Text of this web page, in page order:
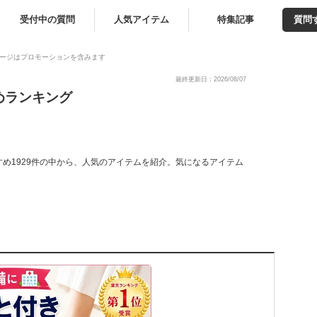
受付中の質問 人気アイテム 特集記事 質問
ジはプロモーションを含みます
最終更新日：2026/08/07
ランキング
1929件の中から、人気のアイテムを紹介。気になるアイテム